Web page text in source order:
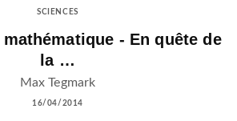
SCIENCES
- En quête de
la …
Max Tegmark
16/04/2014